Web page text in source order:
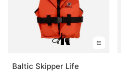
Baltic Skipper Life